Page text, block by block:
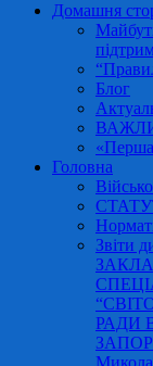
Домашня
Блог
«Перша
Головна
Звіти
РАДИ